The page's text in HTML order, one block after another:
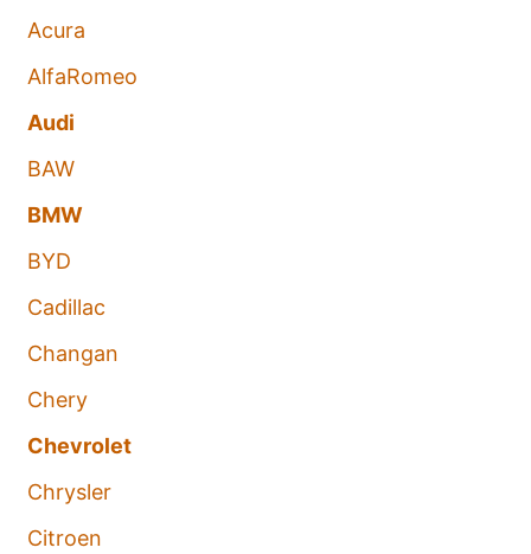
Acura
AlfaRomeo
Audi
BAW
BMW
BYD
Cadillac
Changan
Chery
Chevrolet
Chrysler
Citroen